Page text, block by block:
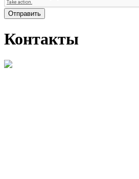
Отправить
Контакты